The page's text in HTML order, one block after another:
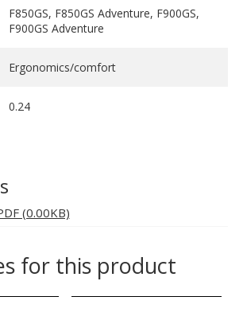
F850GS, F850GS Adventure, F900GS,
F900GS Adventure
Ergonomics/comfort
0.24
(0.00KB)
for this product